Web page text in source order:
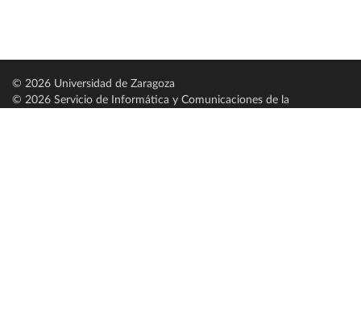
© 2026 Universidad de Zaragoza
© 2026 Servicio de Informática y Comunicaciones de la